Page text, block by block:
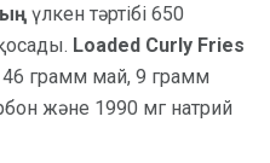
үлкен тәртібі 650
Loaded Curly Fries
грамм май, 9 грамм
және 1990 мг натрий